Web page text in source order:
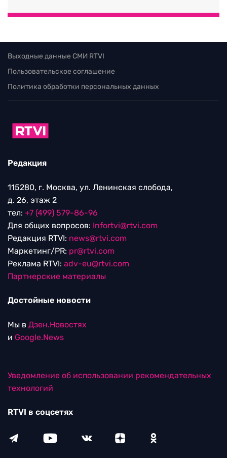
Выходные данные СМИ RTVI
Пользовательское соглашение
Политика обработки персональных данных
Редакция
115280, г. Москва, ул. Ленинская слобода,
д. 26, этаж 2
тел: +7 (499) 579-86-96
Для общих вопросов: Infortvi@rtvi.com
Редакция RTVI: news@rtvi.com
Маркетинг/PR: pr@rtvi.com
Реклама RTVI: adv-eu@rtvi.com
Партнерские материалы
Достойные новости
Мы в Дзен.Новостях
и Google.News
Уведомление об использовании рекомендательных
технологий
RTVI в соцсетях